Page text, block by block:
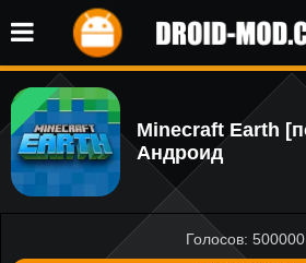
Minecraft Earth
Андроид
Голосов: 500000